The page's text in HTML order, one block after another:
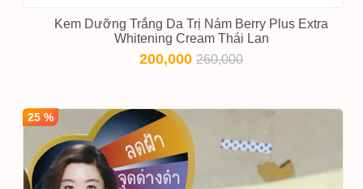
Kem Dưỡng Trắng Da Trị Nám Berry Plus Extra
Whitening Cream Thái Lan
200,000260,000
25 %